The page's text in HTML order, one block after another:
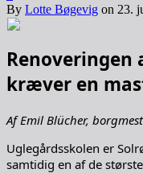
By Lotte Bøgevig on 23.
Renoveringen
kræver en
Af Emil Blücher,
Uglegårdsskolen er
samtidig en af de